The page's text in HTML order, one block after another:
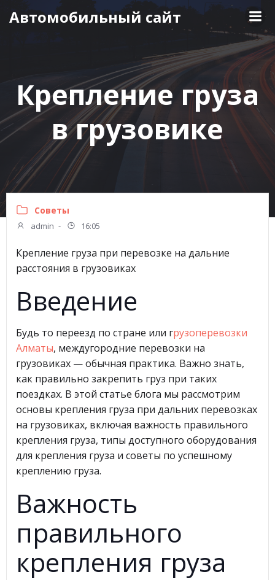
Перейти
к
Автомобильный сайт
Крепление груза
в грузовике
Советы
admin - 16:05
Крепление груза при перевозке на дальние
расстояния в грузовиках
Введение
Будь то переезд по стране или грузоперевозки
Алматы, междугородние перевозки на
грузовиках — обычная практика. Важно знать,
как правильно закрепить груз при таких
поездках. В этой статье блога мы рассмотрим
основы крепления груза при дальних перевозках
на грузовиках, включая важность правильного
крепления груза, типы доступного оборудования
для крепления груза и советы по успешному
креплению груза.
Важность
правильного
крепления груза